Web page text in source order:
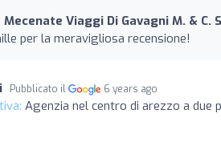
Viaggi Di Gavagni M. & C.
per la meravigliosa recensione!
Pubblicato il 6 years ago
Agenzia nel centro di arezzo a due